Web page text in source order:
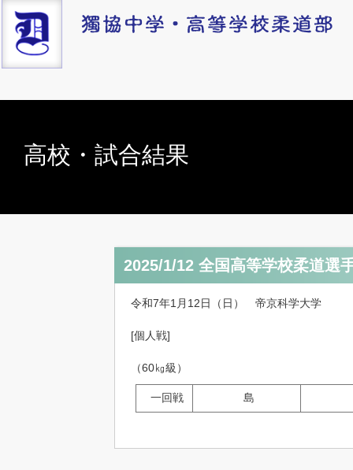
高校・試合結果
2025/1/12 全国高等学校柔道
令和7年1月12日（日） 帝京科学大学
[個人戦]
（60㎏級）
一回戦 島